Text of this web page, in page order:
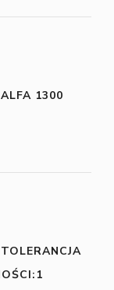
1300